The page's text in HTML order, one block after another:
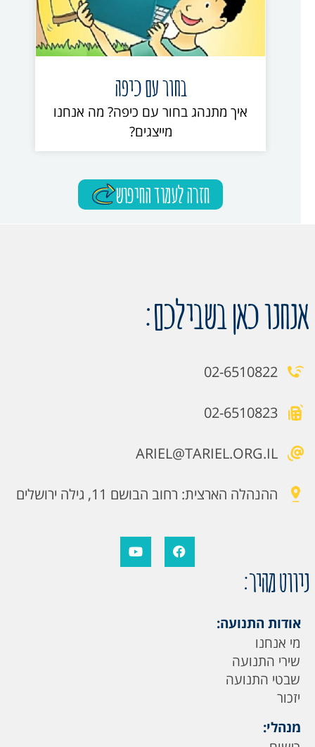
בחור עם כיפה
איך מתנהג בחור עם כיפה? מה אנחנו
מייצגים?
חזרה לעמוד החיפוש
אנחנו כאן בשבילכם:
02-6510822
02-6510823
ARIEL@TARIEL.ORG.IL
ההנהלה הארצית: רחוב הבושם 11, גילה ירושלים
ניווט מהיר:
אודות התנועה:
מי אנחנו
שירי התנועה
שבטי התנועה
יזכור
מנהלי: